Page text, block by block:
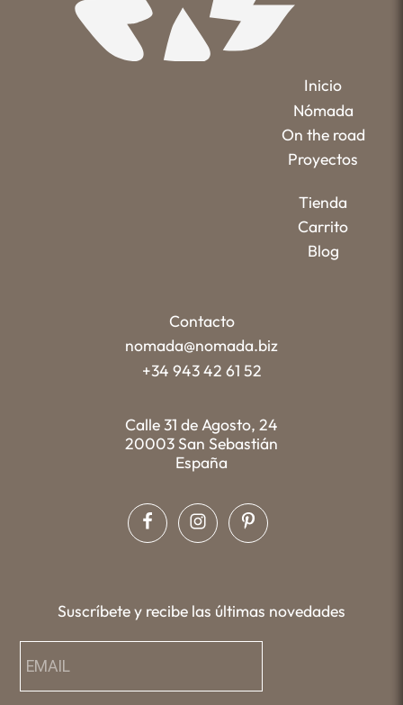
Inicio
Nómada
On the road
Proyectos
Tienda
Carrito
Blog
Contacto
nomada@nomada.biz
+34 943 42 61 52
Calle 31 de Agosto, 24
20003 San Sebastián
España
Suscríbete y recibe las últimas novedades